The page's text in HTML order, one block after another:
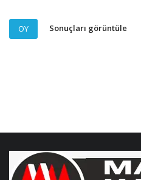
OY Sonuçları görüntüle